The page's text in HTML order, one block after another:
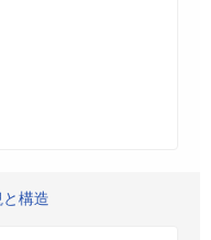
構造